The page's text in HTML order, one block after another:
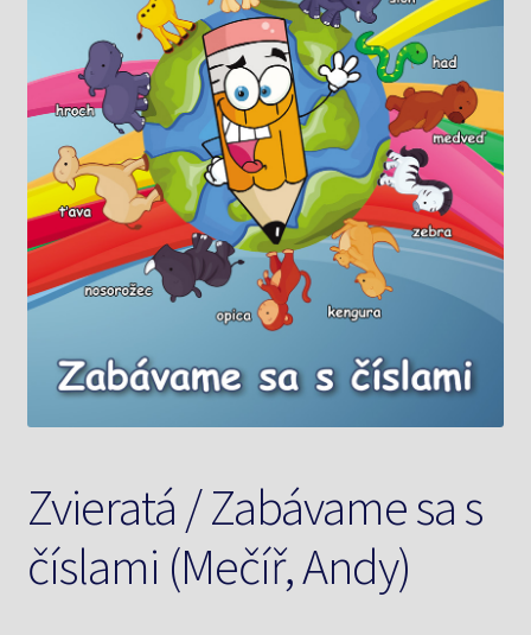
Zvieratá / Zabávame sa s
číslami (Mečíř, Andy)